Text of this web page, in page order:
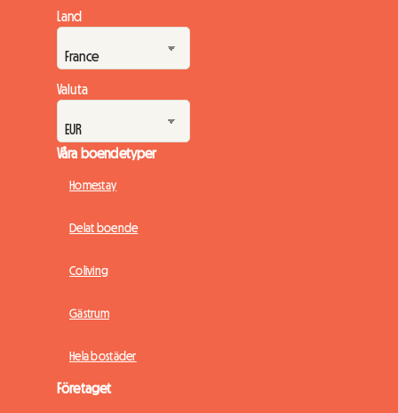
sommardagar till höstens återkomst. För CNE 2026-upplagan,
som äger rum 21 augusti till 7 september 2026 vid Exhibition
Place i Toronto, utlovar arrangörerna storslagna festligheter....
Land
Valuta
Våra boendetyper
Homestay
Delat boende
Coliving
Gästrum
Hela bostäder
Företaget